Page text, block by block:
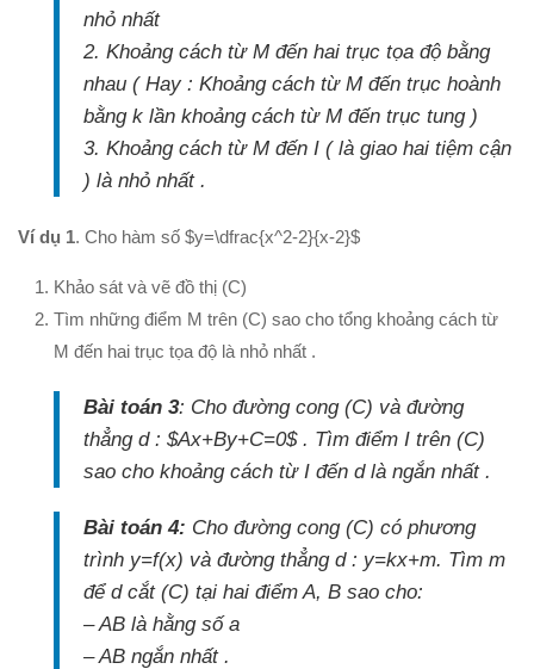
nhỏ nhất
2. Khoảng cách từ M đến hai trục tọa độ bằng
nhau ( Hay : Khoảng cách từ M đến trục hoành
bằng k lần khoảng cách từ M đến trục tung )
3. Khoảng cách từ M đến I ( là giao hai tiệm cận
) là nhỏ nhất .
Ví dụ 1. Cho hàm số $y=\dfrac{x^2-2}{x-2}$
Khảo sát và vẽ đồ thị (C)
Tìm những điểm M trên (C) sao cho tổng khoảng cách từ
M đến hai trục tọa độ là nhỏ nhất .
Bài toán 3: Cho đường cong (C) và đường
thẳng d : $Ax+By+C=0$ . Tìm điểm I trên (C)
sao cho khoảng cách từ I đến d là ngắn nhất .
Bài toán 4: Cho đường cong (C) có phương
trình y=f(x) và đường thẳng d : y=kx+m. Tìm m
để d cắt (C) tại hai điểm A, B sao cho:
– AB là hằng số a
– AB ngắn nhất .